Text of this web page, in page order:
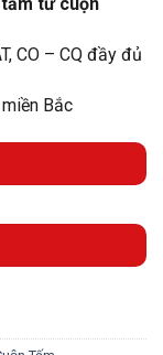
từ cuộn
CO – CQ đầy đủ
Bắc